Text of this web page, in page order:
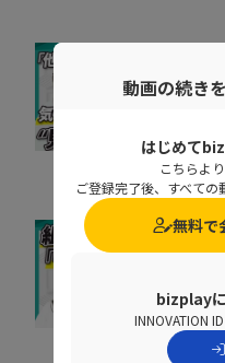
07:07
動画の続き
はじめて
こちらよ
ご登録完了後、すべての
無料で
bizplay
INNOVATION